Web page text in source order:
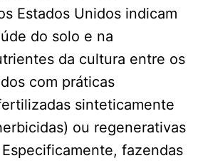
Estados Unidos indicam
do solo e na
da cultura entre os
com práticas
sinteticamente
ou regenerativas
fazendas